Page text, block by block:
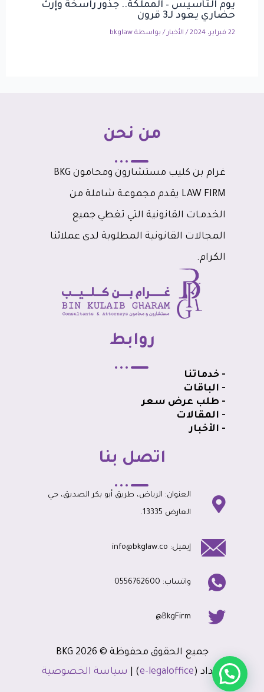
يوم التأسيس – المملكة.. جذور راسخة وإرث
حضاري يعود لـ3 قرون
22 فبراير، 2024 / الأخبار / بواسطة bkglaw
من نحن
غرام بن كليب مستشارون ومحامون BKG
LAW FIRM يقدم مجموعـة شاملة من
الخدمـات القانونية التي تغطي جميع
المجالات القانونية المطلوبة لدى عملائنا
الكرام.
روابط
- خدماتنا
- الباقات
- طلب عرض سعر
- المقالات
- الأخبار
اتصل بنا
العنوان: الرياض، طريق أبو بكر الصديق، حي
العارض 13335.
إيميل: info@bkglaw.co
واتساب: 0556762600
BkgFirm@
جميع الحقوق محفوظة © 2026 BKG
إعداد (e-legaloffice
) | سياسة الخصوصية